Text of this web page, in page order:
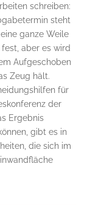
schreiben:
steht
ganze Weile
aber es wird
Aufgeschoben
Zeug hält.
für
der
Ergebnis
gibt es in
die sich im